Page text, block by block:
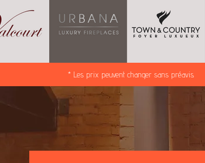
* Les prix peuvent changer sans préavis.